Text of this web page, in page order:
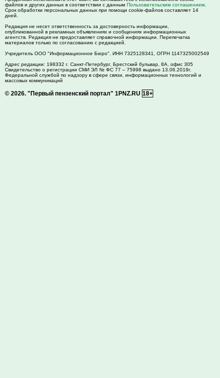
файлов и других данных в соответствии с данным Пользовательским соглашением
Срок обработки персональных данных при помощи cookie-файлов составляет 14
дней.
Редакция не несет ответственность за достоверность информации,
опубликованной в рекламных объявлениях и сообщениях информационных
агентств. Редакция не предоставляет справочной информации. Перепечатка
материалов только по согласованию с редакцией.
Учредитель ООО "Информационное Бюро". ИНН 7325128341, ОГРН 1147325002549
Адрес редакции: 198332 г. Санкт-Петербург, Брестский бульвар, 8А, офис 305
Свидетельство о регистрации СМИ ЭЛ № ФС 77 – 75998 выдано 13.06.2019г.
Федеральной службой по надзору в сфере связи, информационных технологий и
массовых коммуникаций
© 2026. "Первый пензенский портал" 1PNZ.RU 18+